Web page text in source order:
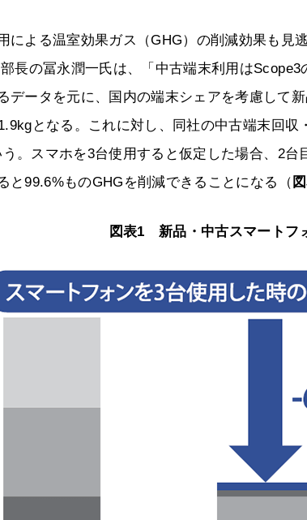
による温室効果ガス（GHG）の削減効果も見
長の冨永潤一氏は、「中古端末利用は
データを元に、国内の端末シェアを考慮して
となる。これに対し、同社の中古端末回
。スマホを3台使用すると仮定した場合、2
と99.6%ものGHGを削減できることになる（
図表1 新品・中古スマートフ